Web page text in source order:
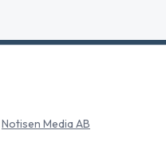
Notisen Media AB